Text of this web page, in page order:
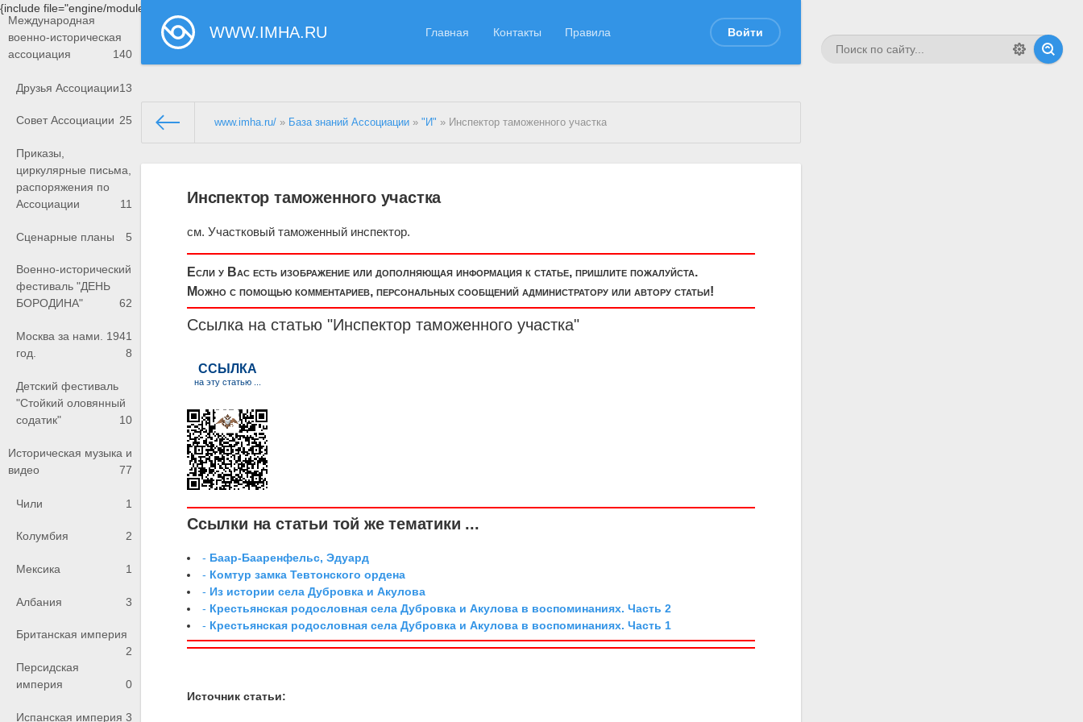
{include file="engine/modules/saperu/head.php"}
WWW.IMHA.RU Главная Контакты Правила Войти
Международная
военно-историческая
ассоциация
140
Друзья Ассоциации13
Совет Ассоциации 25
Приказы,
циркулярные письма,
распоряжения по
Ассоциации
11
Сценарные планы 5
Военно-исторический
фестиваль "ДЕНЬ
БОРОДИНА"
62
Москва за нами. 1941
год.
8
Детский фестиваль
"Стойкий оловянный
содатик"
10
Историческая музыка и
видео
77
Чили 1
Колумбия 2
Мексика 1
Албания 3
Британская империя
2
Персидская
империя
0
Испанская империя 3
www.imha.ru/ » База знаний Ассоциации »"И" » Инспектор таможенного участка
Инспектор таможенного участка
см. Участковый таможенный инспектор.
Если у Вас есть изображение или дополняющая информация к статье, пришлите пожалуйста.
Можно с помощью комментариев, персональных сообщений администратору или автору статьи!
Ссылка на статью "Инспектор таможенного участка"
Ссылки на статьи той же тематики ...
- Баар-Бааренфельс, Эдуард
- Комтур замка Тевтонского ордена
- Из истории села Дубровка и Акулова
- Крестьянская родословная села Дубровка и Акулова в воспоминаниях. Часть 2
- Крестьянская родословная села Дубровка и Акулова в воспоминаниях. Часть 1
Источник статьи: